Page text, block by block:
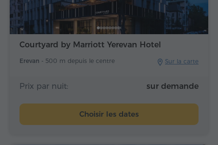
Courtyard by Marriott Yerevan Hotel
Erevan - 500 m depuis le centre Sur la carte
Prix par nuit: sur demande
Choisir les dates